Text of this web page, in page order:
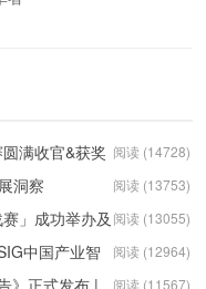
阅读 (14728)
满收官&获奖
阅读 (13753)
洞察
阅读 (13055)
赛」成功举办及
阅读 (12964)
中国产业智
阅读 (11567)
》正式发布 |